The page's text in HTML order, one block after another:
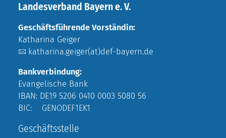
Landesverband Bayern e. V.
Geschäftsführende Vorständin:
Katharina Geiger
katharina.geiger(at)def-bayern.de
Bankverbindung:
Evangelische Bank
IBAN: DE19 5206 0410 0003 5080 56
BIC: GENODEF1EK1
Geschäftsstelle